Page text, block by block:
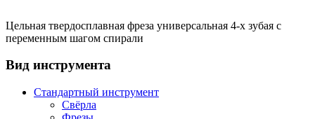
Цельная твердосплавная фреза универсальная 4-х зубая с
переменным шагом спирали
Вид инструмента
Стандартный инструмент
Свёрла